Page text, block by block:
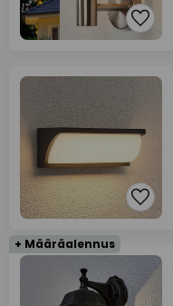
+ Määräalennus